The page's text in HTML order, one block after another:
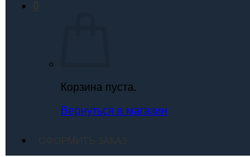
Корзина пуста.
Вернуться в магазин
ОФОРМИТЬ ЗАКАЗ